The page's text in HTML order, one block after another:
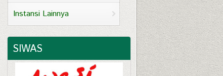
Instansi Lainnya
SIWAS